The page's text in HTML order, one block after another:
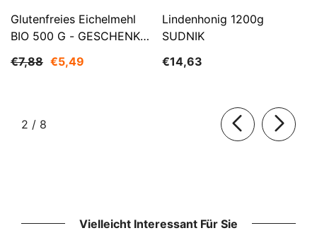
Glutenfreies Eichelmehl
BIO 500 G - GESCHENKE
€7,88 €5,49
Lindenhonig 1200g
SUDNIK
€14,63
2 / von
8
Vielleicht Interessant Für Sie